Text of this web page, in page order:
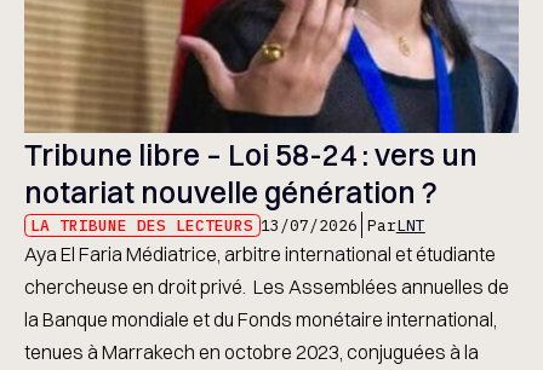
Tribune libre – Loi 58-24 : vers un
notariat nouvelle génération ?
LA TRIBUNE DES LECTEURS 13/07/2026 ParLNT
Aya El Faria Médiatrice, arbitre international et étudiante
chercheuse en droit privé. Les Assemblées annuelles de
la Banque mondiale et du Fonds monétaire international,
tenues à Marrakech en octobre 2023, conjuguées à la